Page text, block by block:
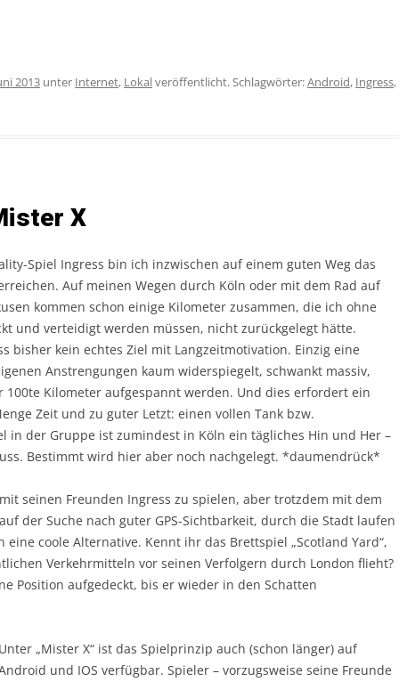
2013 unter Internet, Lokalveröffentlicht. Schlagwörter:Android, Ingress,
X
Spiel Ingress bin ich inzwischen auf einem guten Weg das
Auf meinen Wegen durch Köln oder mit dem Rad auf
kommen schon einige Kilometer zusammen, die ich ohne
und verteidigt werden müssen, nicht zurückgelegt hätte.
bisher kein echtes Ziel mit Langzeitmotivation. Einzig eine
Anstrengungen kaum widerspiegelt, schwankt massiv,
100te Kilometer aufgespannt werden. Und dies erfordert ein
Zeit und zu guter Letzt: einen vollen Tank bzw.
in der Gruppe ist zumindest in Köln ein tägliches Hin und Her –
Bestimmt wird hier aber noch nachgelegt. *daumendrück*
seinen Freunden Ingress zu spielen, aber trotzdem mit dem
der Suche nach guter GPS-Sichtbarkeit, durch die Stadt laufen
eine coole Alternative. Kennt ihr das Brettspiel „Scotland Yard“,
Verkehrmitteln vor seinen Verfolgern durch London flieht?
Position aufgedeckt, bis er wieder in den Schatten
Unter „Mister X“ ist das Spielprinzip auch (schon länger) auf
und IOS verfügbar. Spieler – vorzugsweise seine Freunde